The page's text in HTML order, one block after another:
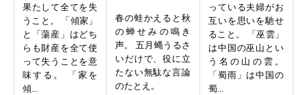
果たして全てを失
うこと。 「傾家」
と「蕩産」はどち
らも財産を全て使
って失うことを意
味する。 「家を
傾...
春の蛙かえると秋
の蝉せみの鳴き
声。 五月蝿うるさ
いだけで、役に立
たない無駄な言論
のたとえ。
っている夫婦がお
互いを思いを馳せ
ること。 「巫雲」
は中国の巫山とい
う名の山の雲。
「蜀雨」は中国の
蜀...